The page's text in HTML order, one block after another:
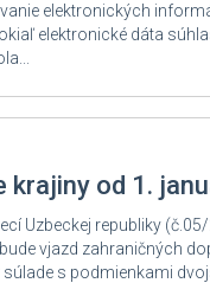
elektronických
elektronické dáta
krajiny od 1.
Uzbeckej republiky
vjazd zahraničných
s podmienkami